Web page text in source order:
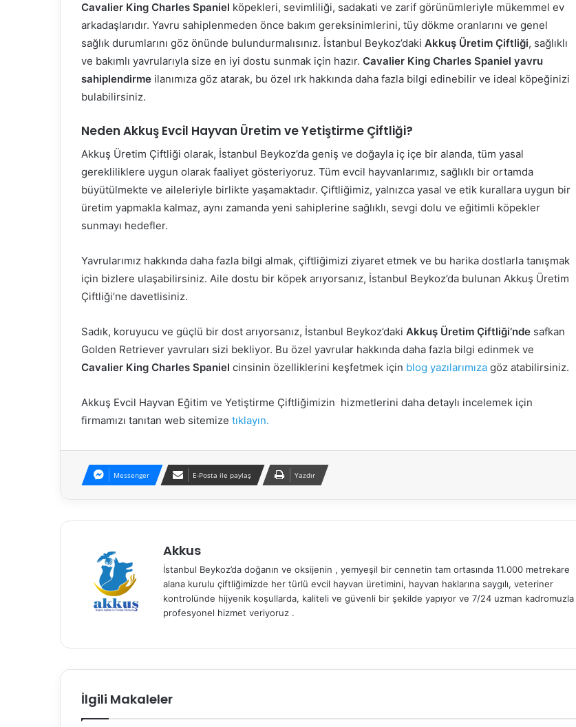
Cavalier King Charles Spaniel köpekleri, sevimliliği, sadakati ve zarif görünümleriyle mükemmel ev
arkadaşlarıdır. Yavru sahiplenmeden önce bakım gereksinimlerini, tüy dökme oranlarını ve genel
sağlık durumlarını göz önünde bulundurmalısınız. İstanbul Beykoz’daki Akkuş Üretim Çiftliği, sağlıklı
ve bakımlı yavrularıyla size en iyi dostu sunmak için hazır. Cavalier King Charles Spaniel yavru
sahiplendirme ilanımıza göz atarak, bu özel ırk hakkında daha fazla bilgi edinebilir ve ideal köpeğinizi
bulabilirsiniz.
Neden Akkuş Evcil Hayvan Üretim ve Yetiştirme Çiftliği?
Akkuş Üretim Çiftliği olarak, İstanbul Beykoz’da geniş ve doğayla iç içe bir alanda, tüm yasal
gerekliliklere uygun olarak faaliyet gösteriyoruz. Tüm evcil hayvanlarımız, sağlıklı bir ortamda
büyütülmekte ve aileleriyle birlikte yaşamaktadır. Çiftliğimiz, yalnızca yasal ve etik kurallara uygun bir
üretim yapmakla kalmaz, aynı zamanda yeni sahiplerine sağlıklı, sevgi dolu ve eğitimli köpekler
sunmayı hedefler.
Yavrularımız hakkında daha fazla bilgi almak, çiftliğimizi ziyaret etmek ve bu harika dostlarla tanışmak
için bizlere ulaşabilirsiniz. Aile dostu bir köpek arıyorsanız, İstanbul Beykoz’da bulunan Akkuş Üretim
Çiftliği’ne davetlisiniz.
Sadık, koruyucu ve güçlü bir dost arıyorsanız, İstanbul Beykoz’daki Akkuş Üretim Çiftliği’nde safkan
Golden Retriever yavruları sizi bekliyor. Bu özel yavrular hakkında daha fazla bilgi edinmek ve
Cavalier King Charles Spaniel cinsinin özelliklerini keşfetmek için blog yazılarımıza göz atabilirsiniz.
Akkuş Evcil Hayvan Eğitim ve Yetiştirme Çiftliğimizin hizmetlerini daha detaylı incelemek için
firmamızı tanıtan web sitemize tıklayın.
Messenger E-Posta ile paylaş Yazdır
Akkus
İstanbul Beykoz’da doğanın ve oksijenin , yemyeşil bir cennetin tam ortasında 11.000 metrekare
alana kurulu çiftliğimizde her türlü evcil hayvan üretimini, hayvan haklarına saygılı, veteriner
kontrolünde hijyenik koşullarda, kaliteli ve güvenli bir şekilde yapıyor ve 7/24 uzman kadromuzla
profesyonel hizmet veriyoruz .
İlgili Makaleler